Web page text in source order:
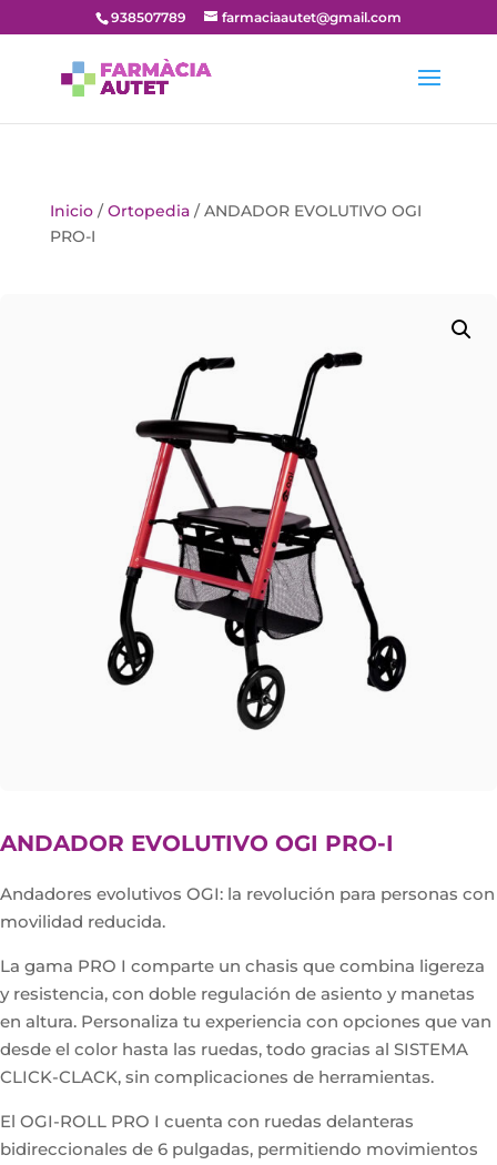
938507789 farmaciaautet@gmail.com
Inicio/Ortopedia/ ANDADOR EVOLUTIVO OGI
PRO-I
ANDADOR EVOLUTIVO OGI PRO-I
Andadores evolutivos OGI: la revolución para personas con
movilidad reducida.
La gama PRO I comparte un chasis que combina ligereza
y resistencia, con doble regulación de asiento y manetas
en altura. Personaliza tu experiencia con opciones que van
desde el color hasta las ruedas, todo gracias al SISTEMA
CLICK-CLACK, sin complicaciones de herramientas.
El OGI-ROLL PRO I cuenta con ruedas delanteras
bidireccionales de 6 pulgadas, permitiendo movimientos